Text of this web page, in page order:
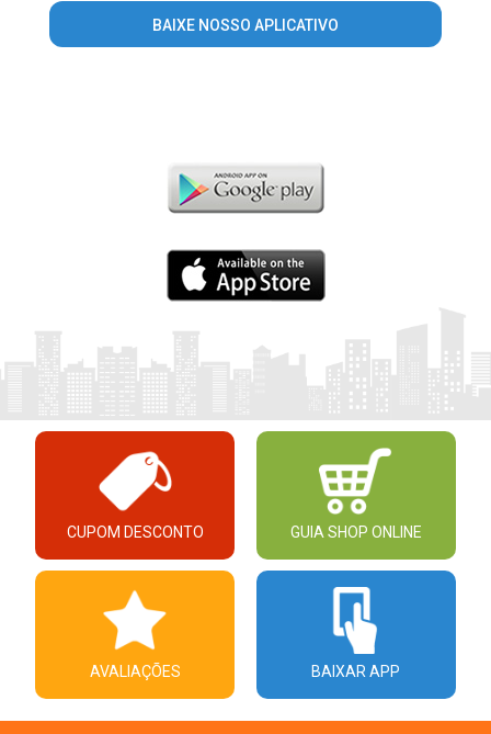
BAIXE NOSSO APLICATIVO
CUPOM DESCONTO GUIA SHOP ONLINE
AVALIAÇÕES BAIXAR APP